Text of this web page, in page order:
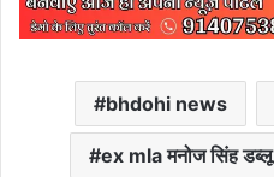
bhdohi news
ex mla मनोज सिंह डब्लू